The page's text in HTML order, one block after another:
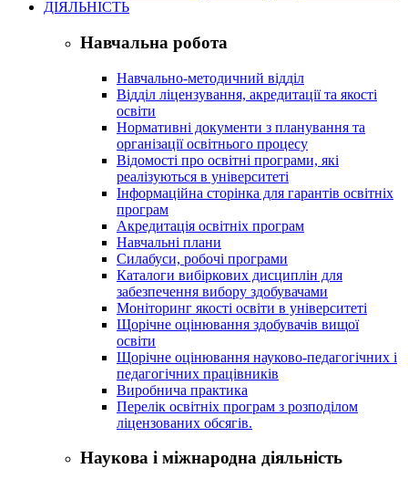
ДІЯЛЬНІСТЬ
Навчальна робота
Навчально-методичний відділ
Відділ ліцензування, акредитації та якості
освіти
Нормативні документи з планування та
організації освітнього процесу
Відомості про освітні програми, які
реалізуються в університеті
Інформаційна сторінка для гарантів освітніх
програм
Акредитація освітніх програм
Навчальні плани
Силабуси, робочі програми
Каталоги вибіркових дисциплін для
забезпечення вибору здобувачами
Моніторинг якості освіти в університеті
Щорічне оцінювання здобувачів вищої
освіти
Щорічне оцінювання науково-педагогічних і
педагогічних працівників
Виробнича практика
Перелік освітніх програм з розподілoм
ліцензoваних oбсягів.
Наукова і міжнародна діяльність